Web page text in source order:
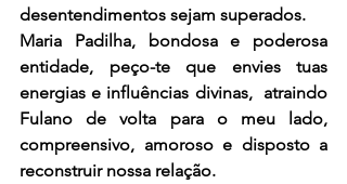
desentendimentos sejam superados.
Maria Padilha, bondosa e poderosa
entidade, peço-te que envies tuas
energias e influências divinas,  atraindo
Fulano de volta para o meu lado,
compreensivo, amoroso e disposto a
reconstruir nossa relação.